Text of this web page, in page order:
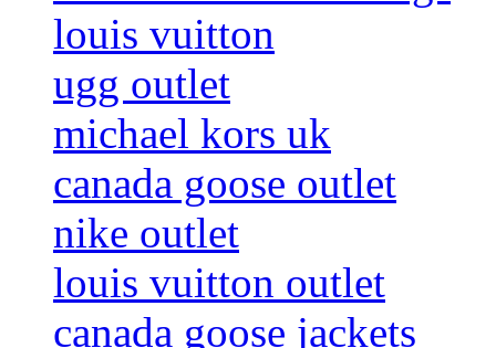
louis vuitton
ugg outlet
michael kors uk
canada goose outlet
nike outlet
louis vuitton outlet
canada goose jackets